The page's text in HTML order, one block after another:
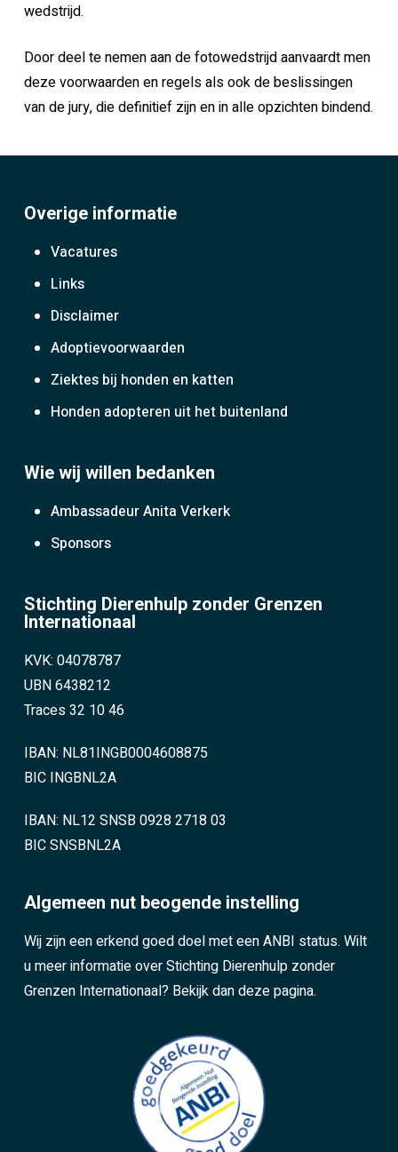
wedstrijd.
Door deel te nemen aan de fotowedstrijd aanvaardt men
deze voorwaarden en regels als ook de beslissingen
van de jury, die definitief zijn en in alle opzichten bindend.
Overige informatie
Vacatures
Links
Disclaimer
Adoptievoorwaarden
Ziektes bij honden en katten
Honden adopteren uit het buitenland
Wie wij willen bedanken
Ambassadeur Anita Verkerk
Sponsors
Stichting Dierenhulp zonder Grenzen
Internationaal
KVK: 04078787
UBN 6438212
Traces 32 10 46
IBAN: NL81INGB0004608875
BIC INGBNL2A
IBAN: NL12 SNSB 0928 2718 03
BIC SNSBNL2A
Algemeen nut beogende instelling
Wij zijn een erkend goed doel met een ANBI status. Wilt
u meer informatie over Stichting Dierenhulp zonder
Grenzen Internationaal? Bekijk dan deze pagina.